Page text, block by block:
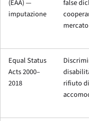
(EAA) —
imputazione
false
mercato
Equal Status
Acts 2000–
2018
rifiuto